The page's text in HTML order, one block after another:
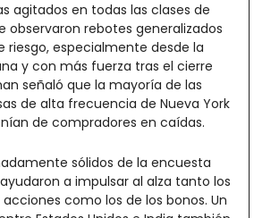
agitados en todas las clases de
observaron rebotes generalizados
riesgo, especialmente desde la
y con más fuerza tras el cierre
señaló que la mayoría de las
de alta frecuencia de Nueva York
de compradores en caídas.
sólidos de la encuesta
a impulsar al alza tanto los
como los de los bonos. Un